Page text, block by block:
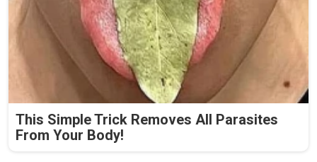
This Simple Trick Removes All Parasites
From Your Body!